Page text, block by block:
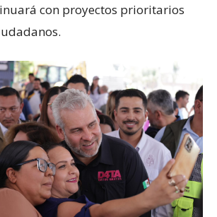
con proyectos prioritarios